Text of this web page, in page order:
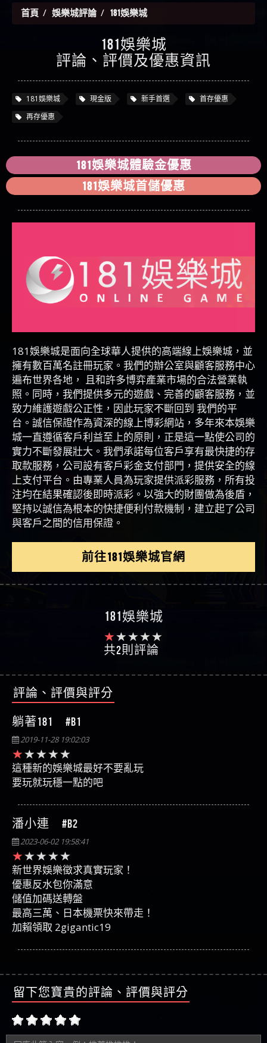
利回報被騙的家破人亡
【asd】唬爛不出金黑網垃圾平台
首頁 娛樂城評論 181娛樂城
181娛樂城
評論、評價及優惠資訊
181娛樂城 現金版 新手首選
首存優惠
再存優惠
181娛樂城體驗金優惠
181娛樂城首儲優惠
181娛樂城是面向全球華人提供的高端線上娛樂城，並
擁有數百萬名註冊玩家。我們的辦公室與顧客服務中心
遍布世界各地， 且和許多博弈產業市場的合法營業執
照。同時，我們提供多元的遊戲、完善的顧客服務，並
致力維護遊戲公正性，因此玩家不斷回到 我們的平
台。誠信保證作為資深的線上博彩網站，多年來本娛樂
城一直遵循客戶利益至上的原則，正是這一點使公司的
實力不斷發展壯大。我們承諾每位客戶享有最快捷的存
取款服務，公司設有客戶彩金支付部門，提供安全的線
上支付平台。由專業人員為玩家提供派彩服務，所有投
注均在結果確認後即時派彩。以強大的財團做為後盾，
堅持以誠信為根本的快捷便利付款機制，建立起了公司
與客戶之間的信用保證。
前往181娛樂城官網
181娛樂城
共2則評論
評論、評價與評分
躺著181 #B1
2019-11-28 19:02:03
這種新的娛樂城最好不要亂玩
要玩就玩穩一點的吧
潘小連 #B2
2023-06-02 19:58:41
新世界娛樂徵求真實玩家！
優惠反水包你滿意
儲值加碼送轉盤
最高三萬、日本機票快來帶走！
加賴領取 2gigantic19
留下您寶貴的評論、評價與評分